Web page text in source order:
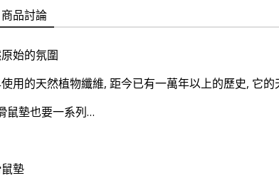
商品討論
始的氛圍
用的天然植物纖維, 距今已有一萬年以上的歷史, 它
鼠墊也要一系列…
墊